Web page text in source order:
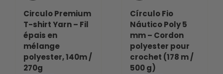
Circulo Premium
T-shirt Yarn – Fil
épais en
mélange
polyester, 140m /
270g
Círculo Fio
Náutico Poly 5
mm – Cordon
polyester pour
crochet (178 m /
500 g)